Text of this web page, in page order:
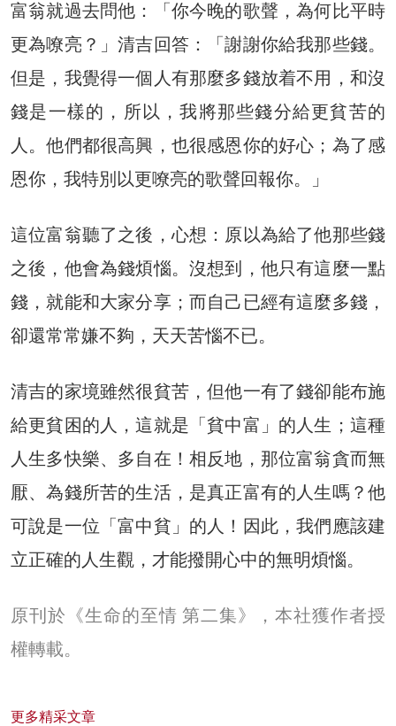
富翁就過去問他：「你今晚的歌聲，為何比平時
更為嘹亮？」清吉回答：「謝謝你給我那些錢。
但是，我覺得一個人有那麼多錢放着不用，和沒
錢是一樣的，所以，我將那些錢分給更貧苦的
人。他們都很高興，也很感恩你的好心；為了感
恩你，我特別以更嘹亮的歌聲回報你。」
這位富翁聽了之後，心想：原以為給了他那些錢
之後，他會為錢煩惱。沒想到，他只有這麼一點
錢，就能和大家分享；而自己已經有這麼多錢，
卻還常常嫌不夠，天天苦惱不已。
清吉的家境雖然很貧苦，但他一有了錢卻能布施
給更貧困的人，這就是「貧中富」的人生；這種
人生多快樂、多自在！相反地，那位富翁貪而無
厭、為錢所苦的生活，是真正富有的人生嗎？他
可說是一位「富中貧」的人！因此，我們應該建
立正確的人生觀，才能撥開心中的無明煩惱。
原刊於《生命的至情 第二集》，本社獲作者授
權轉載。
更多精采文章